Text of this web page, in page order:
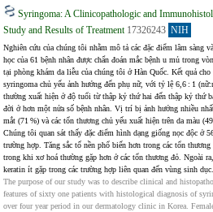
Syringoma: A Clinicopathologic and
Study and Results of Treatment17326243 NIH
Nghiên cứu của chúng tôi nhằm mô tả các đặc điểm lâm sàng
học của 61 bệnh nhân được chẩn đoán mắc bệnh u mủ trong
tại phòng khám da liễu của chúng tôi ở Hàn Quốc. Kết quả cho
syringoma chủ yếu ảnh hưởng đến phụ nữ, với tỷ lệ 6,6 : 1
thường xuất hiện ở độ tuổi từ thập kỷ thứ hai đến thập kỷ thứ
đời ở hơn một nửa số bệnh nhân. Vị trí bị ảnh hưởng nhiều
mắt (71 %) và các tổn thương chủ yếu xuất hiện trên da màu (49
Chúng tôi quan sát thấy đặc điểm hình dạng giống nọc độc ở 56
trường hợp. Tăng sắc tố nền phổ biến hơn trong các tổn thương
trong khi xơ hoá thường gặp hơn ở các tổn thương đỏ. Ngoài
keratin ít gặp trong các trường hợp liên quan đến vùng sinh dục.
The purpose of our study was to describe clinical and
features of sixty one patients with histological diagnosis of
over four year period in our dermatology clinic in Korea.